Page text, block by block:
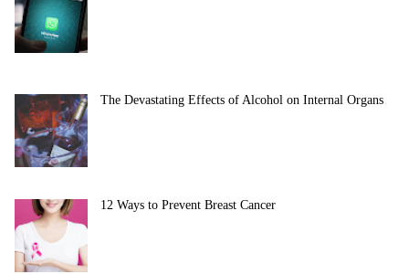
The Devastating Effects of Alcohol on Internal Organs
12 Ways to Prevent Breast Cancer